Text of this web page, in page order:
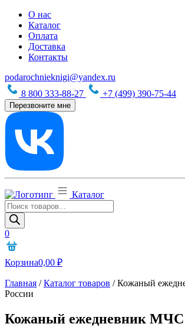
О нас
Каталог
Оплата
Доставка
Контакты
podarochnieknigi@yandex.ru
8 800 333-88-27
+7 (499) 390-75-44
Перезвоните мне
Каталог
Поиск
товаров
0
Корзина0,00 ₽
Главная /Каталог товаров /Кожаный
России
Кожаный ежедневник МЧС